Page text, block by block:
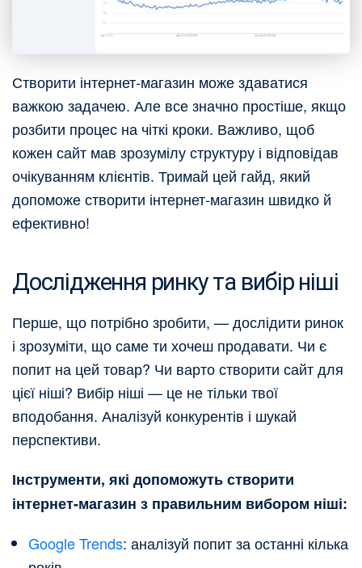
Створити інтернет-магазин може здаватися
важкою задачею. Але все значно простіше, якщо
розбити процес на чіткі кроки. Важливо, щоб
кожен сайт мав зрозумілу структуру і відповідав
очікуванням клієнтів. Тримай цей гайд, який
допоможе створити інтернет-магазин швидко й
ефективно!
Дослідження ринку та вибір ніші
Перше, що потрібно зробити, — дослідити ринок
і зрозуміти, що саме ти хочеш продавати. Чи є
попит на цей товар? Чи варто створити сайт для
цієї ніші? Вибір ніші — це не тільки твої
вподобання. Аналізуй конкурентів і шукай
перспективи.
Інструменти, які допоможуть створити
інтернет-магазин з правильним вибором ніші:
Google Trends: аналізуй попит за останні кілька